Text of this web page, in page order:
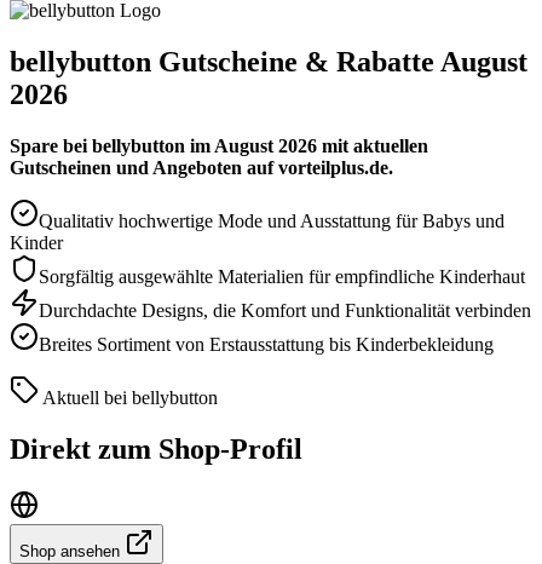
bellybutton Gutscheine & Rabatte August
2026
Spare bei bellybutton im August 2026 mit aktuellen
Gutscheinen und Angeboten auf vorteilplus.de.
Qualitativ hochwertige Mode und Ausstattung für Babys und
Kinder
Sorgfältig ausgewählte Materialien für empfindliche Kinderhaut
Durchdachte Designs, die Komfort und Funktionalität verbinden
Breites Sortiment von Erstausstattung bis Kinderbekleidung
Aktuell bei bellybutton
Direkt zum Shop-Profil
Shop ansehen